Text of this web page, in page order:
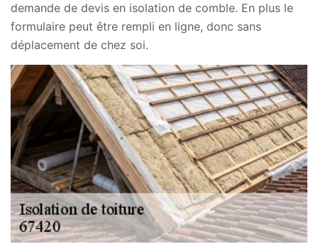
demande de devis en isolation de comble. En plus le
formulaire peut être rempli en ligne, donc sans
déplacement de chez soi.